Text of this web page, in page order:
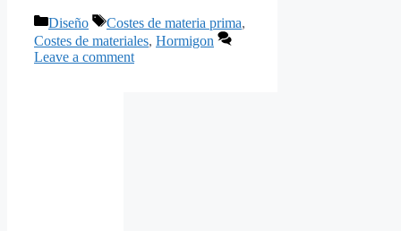
Categories
Diseño Tags
Costes de materia prima,
Costes de materiales, Hormigon
Leave a comment